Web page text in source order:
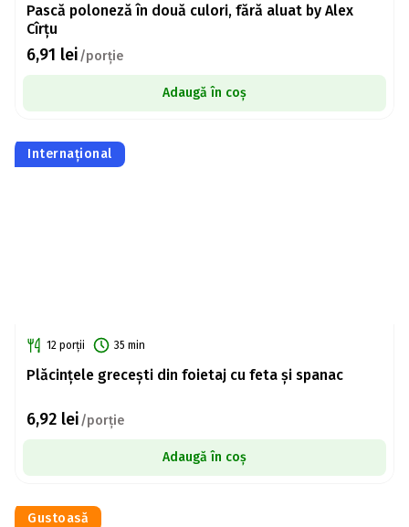
Pască poloneză în două culori, fără aluat by Alex
Cîrțu
6,91 lei/porție
Adaugă în coș
Internațional
12 porții 35 min
Plăcințele grecești din foietaj cu feta și spanac
6,92 lei/porție
Adaugă în coș
Gustoasă